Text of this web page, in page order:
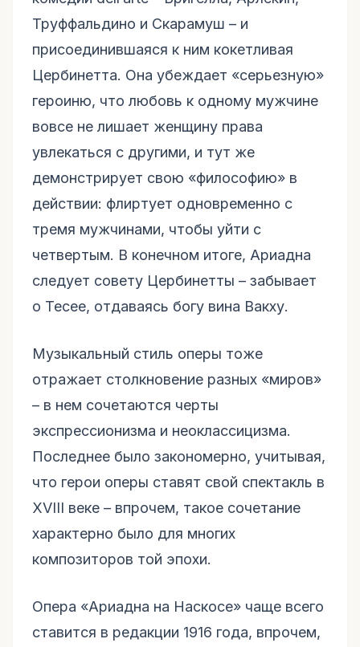
Труффальдино и Скарамуш – и
присоединившаяся к ним кокетливая
Цербинетта. Она убеждает «серьезную»
героиню, что любовь к одному мужчине
вовсе не лишает женщину права
увлекаться с другими, и тут же
демонстрирует свою «философию» в
действии: флиртует одновременно с
тремя мужчинами, чтобы уйти с
четвертым. В конечном итоге, Ариадна
следует совету Цербинетты – забывает
о Тесее, отдаваясь богу вина Вакху.
Музыкальный стиль оперы тоже
отражает столкновение разных «миров»
– в нем сочетаются черты
экспрессионизма и неоклассицизма.
Последнее было закономерно, учитывая,
что герои оперы ставят свой спектакль в
XVIII веке – впрочем, такое сочетание
характерно было для многих
композиторов той эпохи.
Опера «Ариадна на Наскосе» чаще всего
ставится в редакции 1916 года, впрочем,